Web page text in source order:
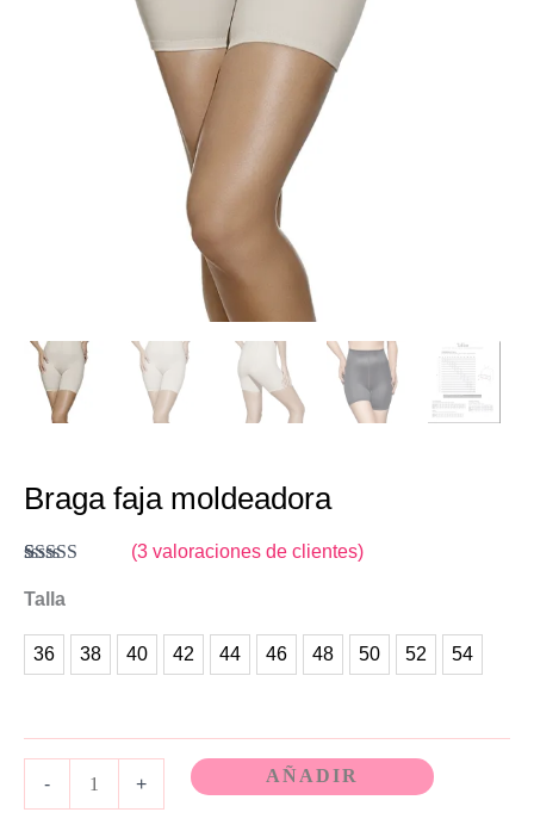
Braga faja moldeadora
con3.67
base a
valoraciones
de
(3 valoraciones de clientes)
Talla
36 38 40 42 44 46 48 50 52 54
- + AÑADIR